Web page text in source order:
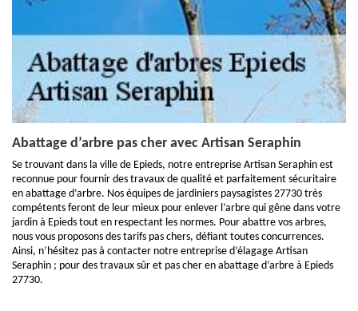
Abattage d’arbre pas cher avec Artisan Seraphin
Se trouvant dans la ville de Epieds, notre entreprise Artisan Seraphin est
reconnue pour fournir des travaux de qualité et parfaitement sécuritaire
en abattage d’arbre. Nos équipes de jardiniers paysagistes 27730 très
compétents feront de leur mieux pour enlever l’arbre qui gêne dans votre
jardin à Epieds tout en respectant les normes. Pour abattre vos arbres,
nous vous proposons des tarifs pas chers, défiant toutes concurrences.
Ainsi, n’hésitez pas à contacter notre entreprise d’élagage Artisan
Seraphin ; pour des travaux sûr et pas cher en abattage d’arbre à Epieds
27730.